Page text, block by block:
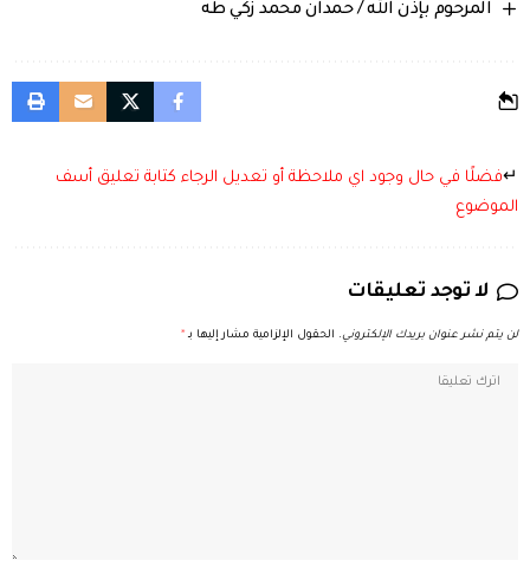
المرحوم بإذن الله / حمدان محمد زكي طه
↵فضلًا في حال وجود اي ملاحظة أو تعديل الرجاء كتابة تعليق أسف
الموضوع
لا توجد تعليقات
لن يتم نشر عنوان بريدك الإلكتروني. الحقول الإلزامية مشار إليها بـ *